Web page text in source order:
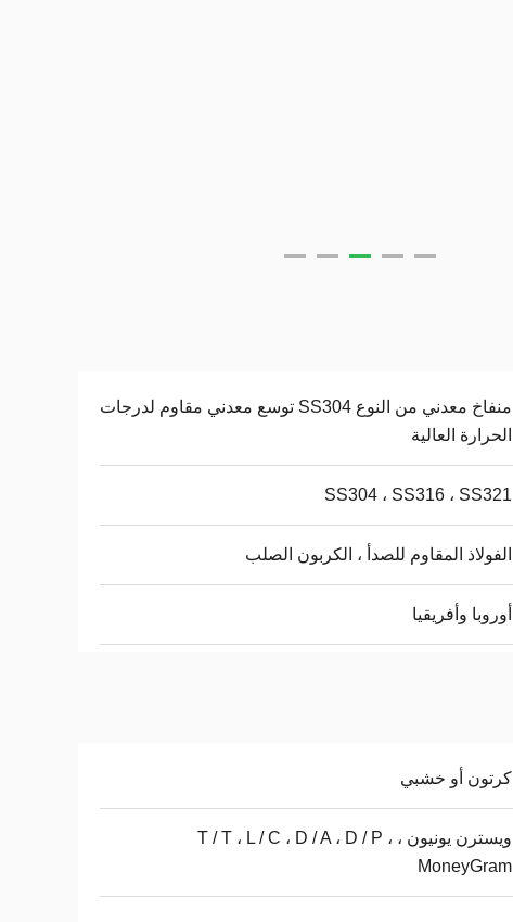
منفاخ معدني من النوع SS304 توسع معدني مقاوم لدرجات
الحرارة العالية
SS304 ، SS316 ، SS321
الفولاذ المقاوم للصدأ ، الكربون الصلب
أوروبا وأفريقيا
كرتون أو خشبي
ويسترن يونيون ، T / T ، L / C ، D / A ، D / P ،
MoneyGram